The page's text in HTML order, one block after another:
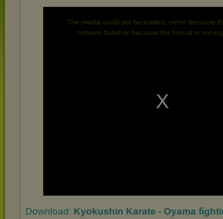
The media could not be loaded, either because
network failed or because the format is not
Download: Kyokushin Karate - Oyama